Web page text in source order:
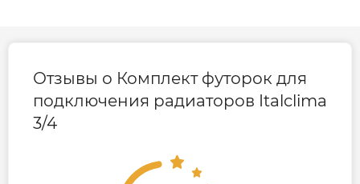
Отзывы о Комплект футорок для
подключения радиаторов Italclima
3/4